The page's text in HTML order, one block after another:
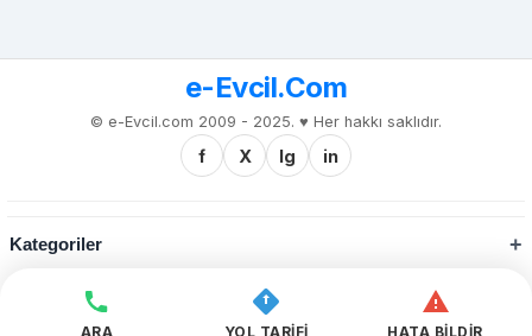
ARA YOL TARİFİ HATA BİLDİR
e-Evcil.Com
© e-Evcil.com 2009 - 2025. ♥️ Her hakkı saklıdır.
f X Ig in
Kategoriler
Kurumsal